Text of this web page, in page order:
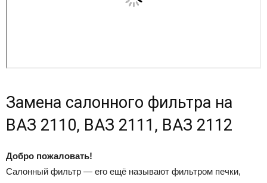
Замена салонного фильтра на
ВАЗ 2110, ВАЗ 2111, ВАЗ 2112
Добро пожаловать!
Салонный фильтр — его ещё называют фильтром печки,